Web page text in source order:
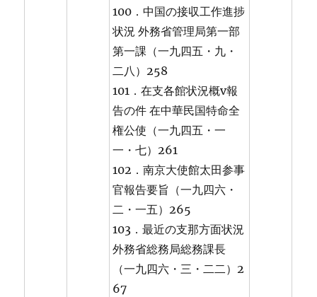
100．中国の接収工作進捗
状況 外務省管理局第一部
第一課（一九四五・九・
二八）258
101．在支各館状況概v報
告の件 在中華民国特命全
権公使（一九四五・一
一・七）261
102．南京大使館太田参事
官報告要旨（一九四六・
二・一五）265
103．最近の支那方面状況
外務省総務局総務課長
（一九四六・三・二二）2
67